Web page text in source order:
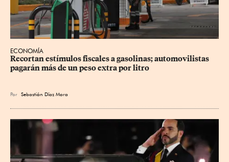
ECONOMÍA
Recortan estímulos fiscales a gasolinas; automovilistas
pagarán más de un peso extra por litro
Por Sebastián Díaz Mora